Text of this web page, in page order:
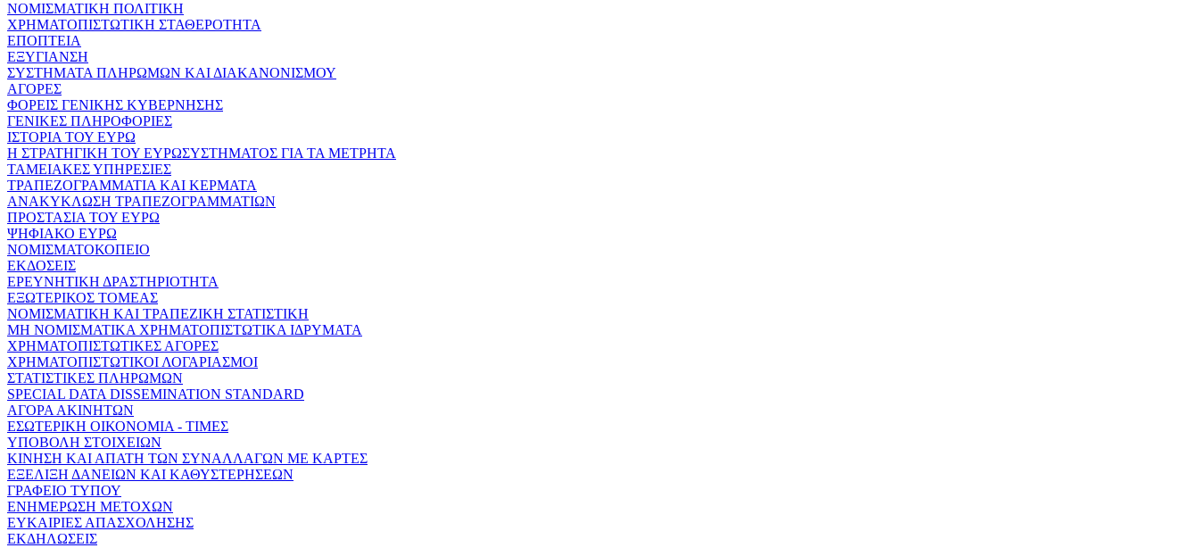
ΝΟΜΙΣΜΑΤΙΚΗ ΠΟΛΙΤΙΚΗ
ΧΡΗΜΑΤΟΠΙΣΤΩΤΙΚΗ ΣΤΑΘΕΡΟΤΗΤΑ
ΕΠΟΠΤΕΙΑ
ΕΞΥΓΙΑΝΣΗ
ΣΥΣΤΗΜΑΤΑ ΠΛΗΡΩΜΩΝ ΚΑΙ ΔΙΑΚΑΝΟΝΙΣΜΟΥ
ΑΓΟΡΕΣ
ΦΟΡΕΙΣ ΓΕΝΙΚΗΣ ΚΥΒΕΡΝΗΣΗΣ
ΓΕΝΙΚΕΣ ΠΛΗΡΟΦΟΡΙΕΣ
ΙΣΤΟΡΙΑ ΤΟΥ ΕΥΡΩ
Η ΣΤΡΑΤΗΓΙΚΗ ΤΟΥ ΕΥΡΩΣΥΣΤΗΜΑΤΟΣ ΓΙΑ ΤΑ ΜΕΤΡΗΤΑ
ΤΑΜΕΙΑΚΕΣ ΥΠΗΡΕΣΙΕΣ
ΤΡΑΠΕΖΟΓΡΑΜΜΑΤΙΑ ΚΑΙ ΚΕΡΜΑΤΑ
ΑΝΑΚΥΚΛΩΣΗ ΤΡΑΠΕΖΟΓΡΑΜΜΑΤΙΩΝ
ΠΡΟΣΤΑΣΙΑ ΤΟΥ ΕΥΡΩ
ΨΗΦΙΑΚΟ ΕΥΡΩ
ΝΟΜΙΣΜΑΤΟΚΟΠΕΙΟ
ΕΚΔΟΣΕΙΣ
ΕΡΕΥΝΗΤΙΚΗ ΔΡΑΣΤΗΡΙΟΤΗΤΑ
ΕΞΩΤΕΡΙΚΟΣ ΤΟΜΕΑΣ
ΝΟΜΙΣΜΑΤΙΚΗ ΚΑΙ ΤΡΑΠΕΖΙΚΗ ΣΤΑΤΙΣΤΙΚΗ
ΜΗ ΝΟΜΙΣΜΑΤΙΚΑ ΧΡΗΜΑΤΟΠΙΣΤΩΤΙΚΑ ΙΔΡΥΜΑΤΑ
ΧΡΗΜΑΤΟΠΙΣΤΩΤΙΚΕΣ ΑΓΟΡΕΣ
ΧΡΗΜΑΤΟΠΙΣΤΩΤΙΚΟΙ ΛΟΓΑΡΙΑΣΜΟΙ
ΣΤΑΤΙΣΤΙΚΕΣ ΠΛΗΡΩΜΩΝ
SPECIAL DATA DISSEMINATION STANDARD
ΑΓΟΡΑ ΑΚΙΝΗΤΩΝ
ΕΣΩΤΕΡΙΚΗ ΟΙΚΟΝΟΜΙΑ - ΤΙΜΕΣ
ΥΠΟΒΟΛΗ ΣΤΟΙΧΕΙΩΝ
ΚΙΝΗΣΗ ΚΑΙ ΑΠΑΤΗ ΤΩΝ ΣΥΝΑΛΛΑΓΩΝ ΜΕ ΚΑΡΤΕΣ
ΕΞΕΛΙΞΗ ΔΑΝΕΙΩΝ ΚΑΙ ΚΑΘΥΣΤΕΡΗΣΕΩΝ
ΓΡΑΦΕΙΟ ΤΥΠΟΥ
ΕΝΗΜΕΡΩΣΗ ΜΕΤΟΧΩΝ
ΕΥΚΑΙΡΙΕΣ ΑΠΑΣΧΟΛΗΣΗΣ
ΕΚΔΗΛΩΣΕΙΣ